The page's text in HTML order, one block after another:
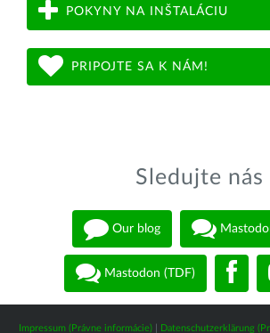
POKYNY NA INŠTALÁCIU
PRIPOJTE SA K NÁM!
Sledujte nás
Our blog
Mastodon (TDF)
Impressum (Právne informácie)| Datenschutzerklärung